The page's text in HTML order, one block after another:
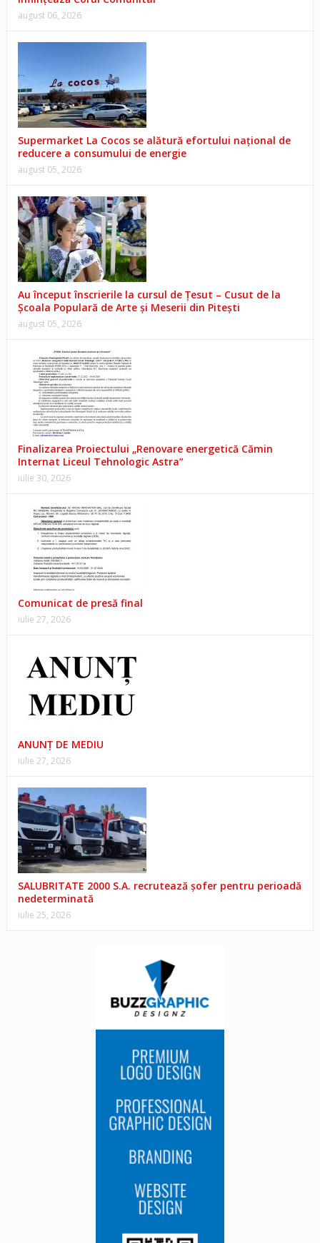
august 06, 2026
Supermarket La Cocos se alătură efortului național de
reducere a consumului de energie
august 05, 2026
Au început înscrierile la cursul de Țesut – Cusut de la
Școala Populară de Arte și Meserii din Pitești
august 05, 2026
Finalizarea Proiectului „Renovare energetică Cămin
Internat Liceul Tehnologic Astra”
iulie 30, 2026
Comunicat de presă final
iulie 27, 2026
ANUNŢ DE MEDIU
iulie 27, 2026
SALUBRITATE 2000 S.A. recrutează șofer pentru perioadă
nedeterminată
iulie 25, 2026